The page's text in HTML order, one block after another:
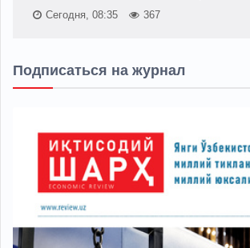
Сегодня, 08:35 367
Подписаться на журнал